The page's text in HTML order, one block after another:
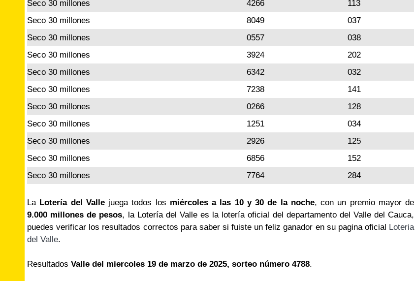
Seco 30 millones
4266
113
Seco 30 millones
8049
037
Seco 30 millones
0557
038
Seco 30 millones
3924
202
Seco 30 millones
6342
032
Seco 30 millones
7238
141
Seco 30 millones
0266
128
Seco 30 millones
1251
034
Seco 30 millones
2926
125
Seco 30 millones
6856
152
Seco 30 millones
7764 284
La Lotería del Vallejuega todos los miércoles a las 10 y 30 de la noche, con un premio mayor de
9.000 millones de pesos, la Lotería del Valle es la lotería oficial del departamento del Valle del Cauca,
puedes verificar los resultados correctos para saber si fuiste un feliz ganador en su pagina oficial Loteria
del Valle.
Resultados Valle del miercoles 19 de marzo de 2025, sorteo número 4788.